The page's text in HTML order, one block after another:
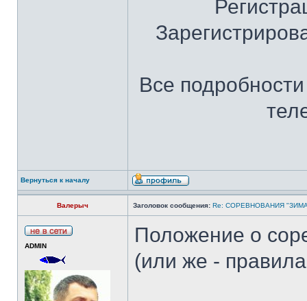
Все
Вернуться к началу
Валерыч Заголовок сообщения: Re: СОРЕВНОВАНИЯ
ADMIN
Положение о
(или же -